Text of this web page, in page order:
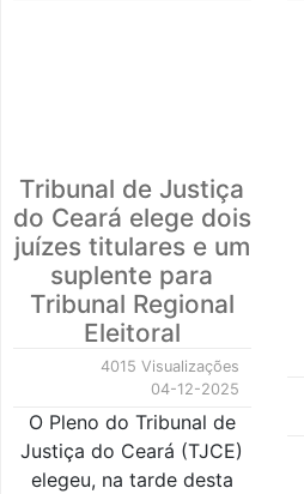
Tribunal de Justiça
do Ceará elege dois
juízes titulares e um
suplente para
Tribunal Regional
Eleitoral
4015 Visualizações
04-12-2025
O Pleno do Tribunal de
Justiça do Ceará (TJCE)
elegeu, na tarde desta